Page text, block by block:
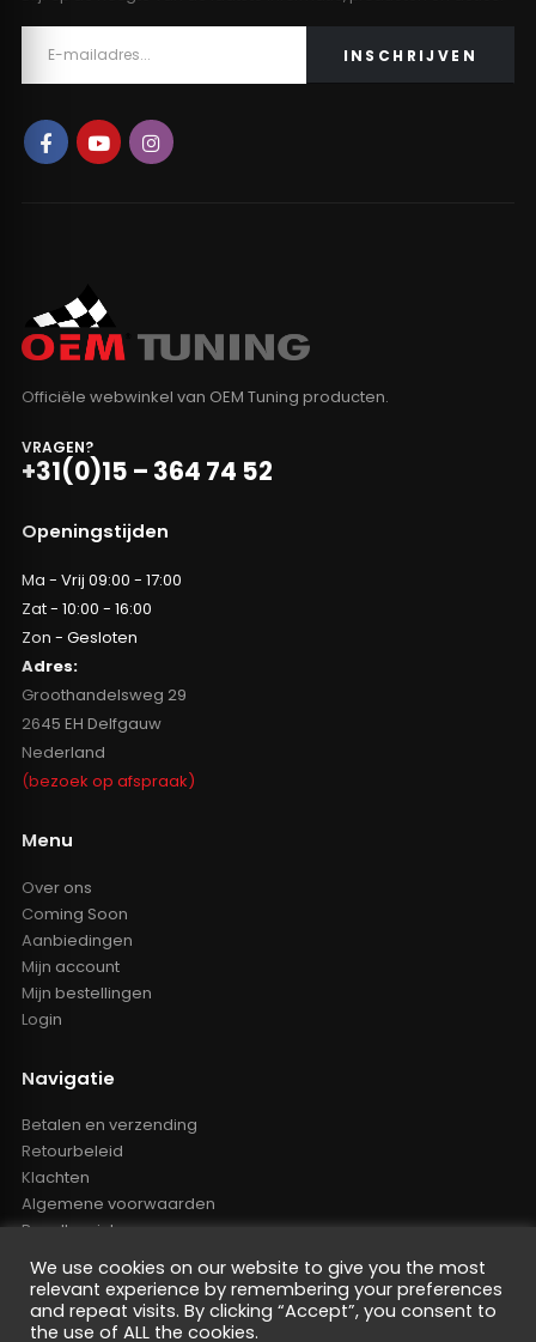
Officiële webwinkel van OEM Tuning producten.
VRAGEN?
+31(0)15 – 364 74 52
Openingstijden
Ma - Vrij 09:00 - 17:00
Zat - 10:00 - 16:00
Zon - Gesloten
Adres:
Groothandelsweg 29
2645 EH Delfgauw
Nederland
(bezoek op afspraak)
Menu
Over ons
Coming Soon
Aanbiedingen
Mijn account
Mijn bestellingen
Login
Navigatie
Betalen en verzending
Retourbeleid
Klachten
Algemene voorwaarden
Resellers inlog
Reseller worden
Privacy Policy
Powered by Nano Web
We use cookies on our website to give you the most
relevant experience by remembering your preferences
and repeat visits. By clicking “Accept”, you consent to
the use of ALL the cookies.